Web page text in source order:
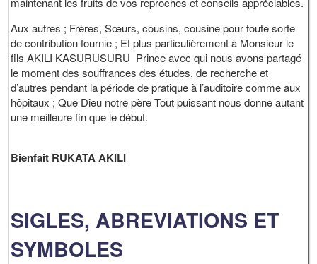
Aux autres ; Frères, Sœurs, cousins, cousine pour toute sorte
de contribution fournie ; Et plus particulièrement à Monsieur le
fils AKILI KASURUSURU Prince avec qui nous avons partagé
le moment des souffrances des études, de recherche et
d’autres pendant la période de pratique à l’auditoire comme aux
hôpitaux ; Que Dieu notre père Tout puissant nous donne autant
une meilleure fin que le début.
Bienfait RUKATA AKILI
SIGLES, ABREVIATIONS ET
SYMBOLES